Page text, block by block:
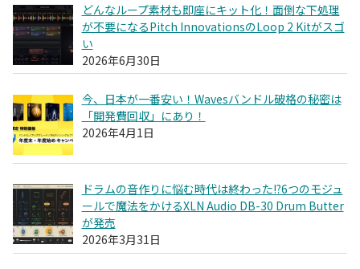
どんなループ素材も即座にキット化！面倒な下処理
が不要になるPitch InnovationsのLoop 2 Kitがスゴ
い
2026年6月30日
今、日本が一番安い！Wavesバンドル破格の秘密は
「開発費回収」にあり！
2026年4月1日
ドラムの音作りに悩む時代は終わった!?6つのモジュ
ールで魔法をかけるXLN Audio DB-30 Drum Butter
が発売
2026年3月31日